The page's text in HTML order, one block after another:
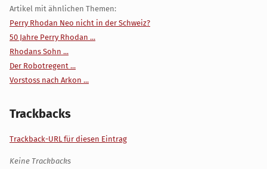
Artikel mit ähnlichen Themen:
Perry Rhodan Neo nicht in der Schweiz?
50 Jahre Perry Rhodan ...
Rhodans Sohn ...
Der Robotregent ...
Vorstoss nach Arkon ...
Trackbacks
Trackback-URL für diesen Eintrag
Keine Trackbacks